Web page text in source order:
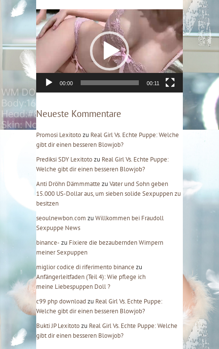
V
i
d
e
o
-
P
l
a
y
e
00:00 00:11
Neueste Kommentare
Promosi Lexitotozu Real Girl Vs. Echte Puppe: Welche
gibt dir einen besseren Blowjob?
Prediksi SDY Lexitotozu Real Girl Vs. Echte Puppe:
Welche gibt dir einen besseren Blowjob?
Anti Dröhn Dämmmatte zu Vater und Sohn geben
15.000 US-Dollar aus, um sieben solide Sexpuppen zu
besitzen
seoulnewbon.com zu Willkommen bei Fraudoll
Sexpuppe News
binance- zu Fixiere die bezaubernden Wimpern
meiner Sexpuppen
miglior codice di riferimento binance zu
Anfängerleitfaden (Teil 4): Wie pflege ich
meine Liebespuppen Doll ?
c99 php download zu Real Girl Vs. Echte Puppe:
Welche gibt dir einen besseren Blowjob?
Bukti JP Lexitotozu Real Girl Vs. Echte Puppe: Welche
gibt dir einen besseren Blowjob?